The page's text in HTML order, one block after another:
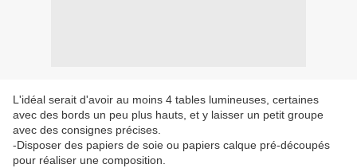
L'idéal serait d'avoir au moins 4 tables lumineuses, certaines
avec des bords un peu plus hauts, et y laisser un petit groupe
avec des consignes précises.
-Disposer des papiers de soie ou papiers calque pré-découpés
pour réaliser une composition.